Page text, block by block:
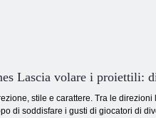
Lascia volare i proiettili:
stile e carattere. Tra le
di soddisfare i gusti di giocatori di